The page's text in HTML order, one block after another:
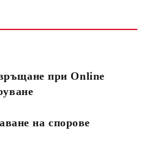
за лични данни
на работния ден.
при Online
на спорове